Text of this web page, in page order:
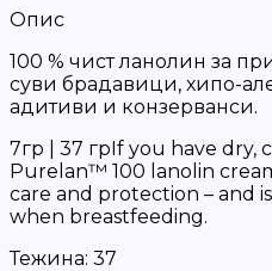
Опис
100 % чист ланолин за
суви брадавици, хипо-
адитиви и конзерванси.
7гр | 37 грIf you have dry,
Purelan™ 100 lanolin
care and protection – and
when breastfeeding.
Тежина: 37